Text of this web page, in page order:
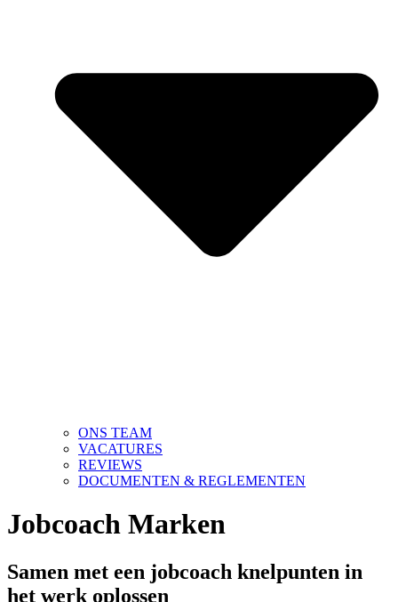
ONS TEAM
VACATURES
REVIEWS
DOCUMENTEN & REGLEMENTEN
Jobcoach Marken
Samen met een jobcoach knelpunten in
het werk oplossen